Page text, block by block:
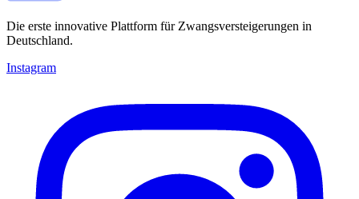
Die erste innovative Plattform für Zwangsversteigerungen in
Deutschland.
Instagram